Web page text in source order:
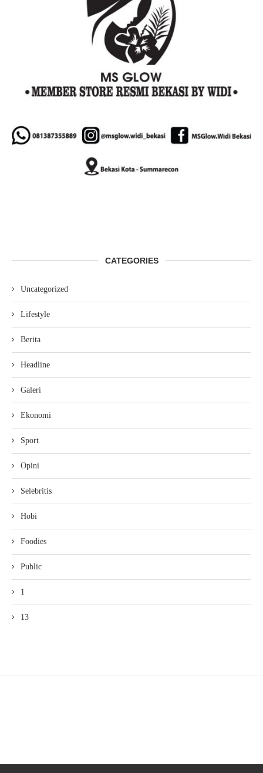
CATEGORIES
Uncategorized
Lifestyle
Berita
Headline
Galeri
Ekonomi
Sport
Opini
Selebritis
Hobi
Foodies
Public
1
13